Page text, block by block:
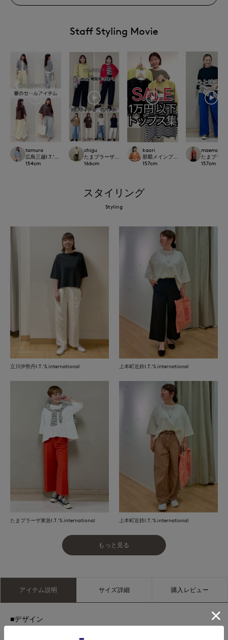
Staff Styling Movie
tamura
広島三越I.T.'S.international
154cm
chigu
たまプラーザ東急I.T.'S.international
166cm
kaori
那覇メインプレイス
157cm
maemae
たまプラ
157cm
スタイリング
Styling
立川伊勢丹I.T.'S.international 上本町近鉄I.T.'S.international
たまプラーザ東急I.T.'S.international 上本町近鉄I.T.'S.international
もっと見る
アイテム説明 サイズ詳細 購入レビュー
■デザイン